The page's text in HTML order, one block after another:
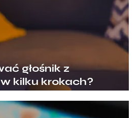
głośnik z
kilku krokach?